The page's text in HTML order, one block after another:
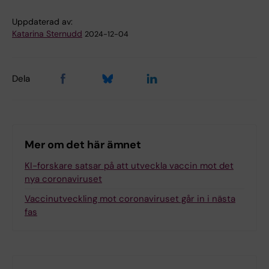
Uppdaterad av:
Katarina Sternudd 2024-12-04
Dela
Mer om det här ämnet
KI-forskare satsar på att utveckla vaccin mot det
nya coronaviruset
Vaccinutveckling mot coronaviruset går in i nästa
fas